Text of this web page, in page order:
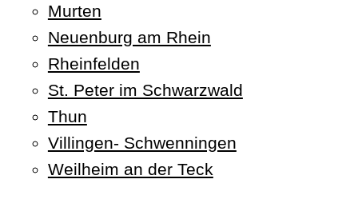
Murten
Neuenburg am Rhein
Rheinfelden
St. Peter im Schwarzwald
Thun
Villingen- Schwenningen
Weilheim an der Teck